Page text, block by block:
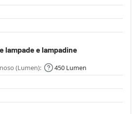
e lampadine
(Lumen):
450 Lumen